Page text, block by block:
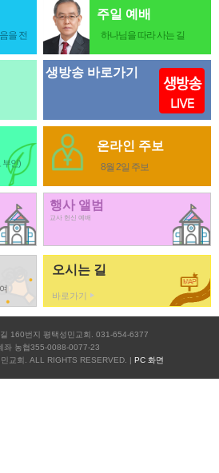
을 전
주일 예배
하나님을 따라 사는 길
생방송 바로가기
부인)
온라인 주보
8월 2일 주보
행사 앨범
교사 헌신 예배
오시는 길
바로가기
160번지 평택성민교회. 031-654-6377
좌 농협355-0088-0077-23
교회. ALL RIGHTS RESERVED. | PC 화면